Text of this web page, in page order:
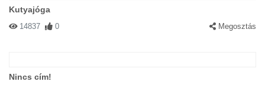
Kutyajóga
14837 0 Megosztás
Nincs cím!